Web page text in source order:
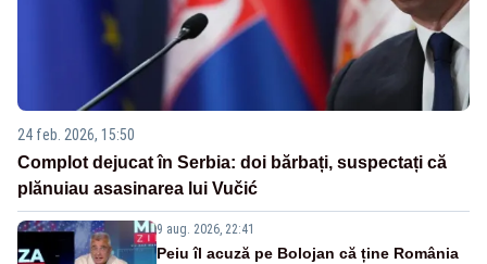
24 feb. 2026, 15:50
Complot dejucat în Serbia: doi bărbați, suspectați că
plănuiau asasinarea lui Vučić
9 aug. 2026, 22:41
Peiu îl acuză pe Bolojan că ține România